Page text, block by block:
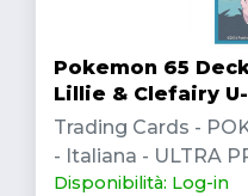
Pokemon 65
Lillie & Clefairy U-
Trading Cards -
- Italiana - ULTRA
Disponibilità: Log-in